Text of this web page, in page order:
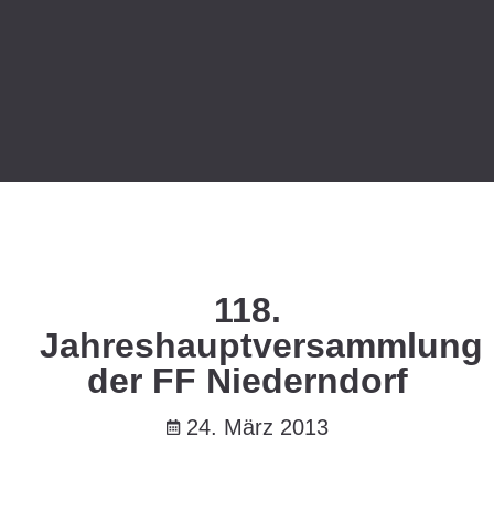
118.
Jahreshauptversammlung
der FF Niederndorf
24. März 2013